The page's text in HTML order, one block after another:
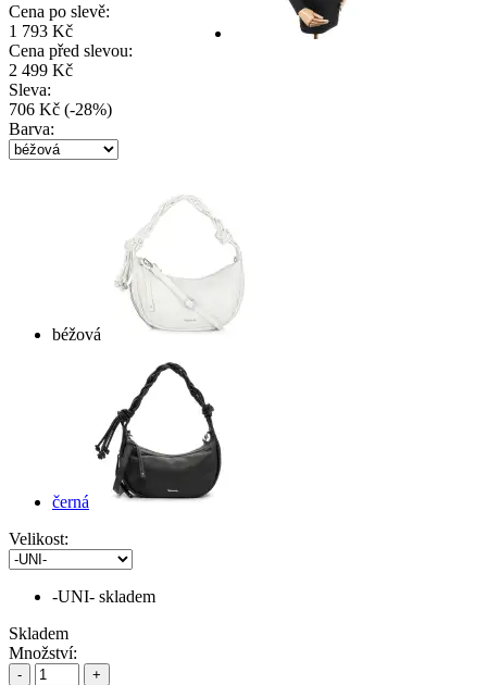
Cena po slevě:
1 793 Kč
Cena před slevou:
2 499 Kč
Sleva:
706 Kč (-28%)
Barva:
béžová
černá
Velikost:
-UNI- skladem
Skladem
Množství:
- +